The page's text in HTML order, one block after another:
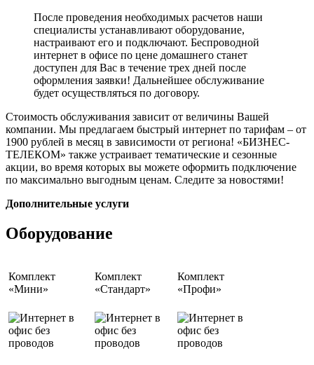
После проведения необходимых расчетов наши
специалисты устанавливают оборудование,
настраивают его и подключают. Беспроводной
интернет в офисе по цене домашнего станет
доступен для Вас в течение трех дней после
оформления заявки! Дальнейшее обслуживание
будет осуществляться по договору.
Стоимость обслуживания зависит от величины Вашей
компании. Мы предлагаем быстрый интернет по тарифам – от
1900 рублей в месяц в зависимости от региона! «БИЗНЕС-
ТЕЛЕКОМ» также устраивает тематические и сезонные
акции, во время которых вы можете оформить подключение
по максимально выгодным ценам. Следите за новостями!
Дополнительные услуги
Оборудование
Комплект
«Мини»
Комплект
«Стандарт»
Комплект
«Профи»